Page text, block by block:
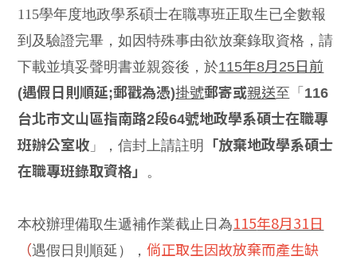
115學年度地政學系碩士在職專班正取生已全數報
到及驗證完畢，如因特殊事由欲放棄錄取資格，請
下載並填妥聲明書並親簽後，於115年8月25日前
(遇假日則順延;郵戳為憑)掛號郵寄或親送至「 116
台北市文山區指南路2段64號地政學系碩士在職專
班辦公室收 」，信封上請註明
「放棄地政學系碩士
在職專班錄取資格」 。
本校辦理備取生遞補作業截止日為115年8月31日
（遇假日則順延）， 倘正取生因故放棄而產生缺